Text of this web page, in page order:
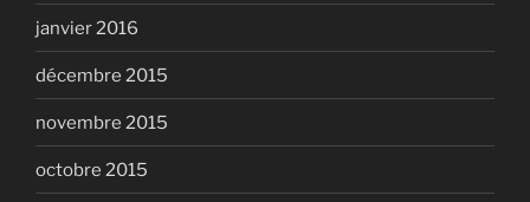
janvier 2016
décembre 2015
novembre 2015
octobre 2015